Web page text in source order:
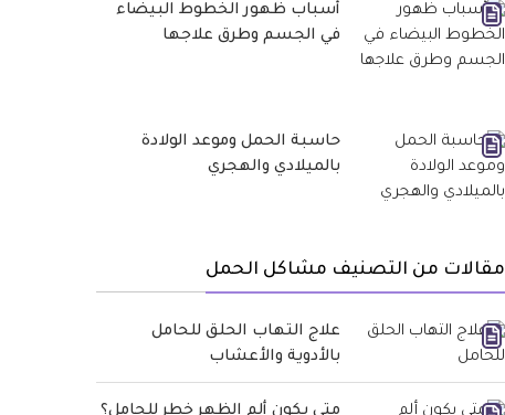
أسباب ظهور الخطوط البيضاء
في الجسم وطرق علاجها
حاسبة الحمل وموعد الولادة
بالميلادي والهجري
مقالات من التصنيف مشاكل الحمل
علاج التهاب الحلق للحامل
بالأدوية والأعشاب